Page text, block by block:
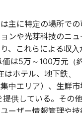
主に特定の場所での
ンや光芽科技のニュ
、これらによる収入
は5万～100万元（
ホテル、地下鉄、
中エリア）、生鮮市
供している。その他
ーザー情報管理や技